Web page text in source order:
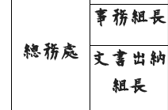
總務處
事務組長
文書出納
組長